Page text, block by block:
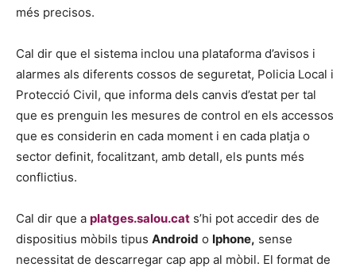
més precisos.
Cal dir que el sistema inclou una plataforma d’avisos i
alarmes als diferents cossos de seguretat, Policia Local i
Protecció Civil, que informa dels canvis d’estat per tal
que es prenguin les mesures de control en els accessos
que es considerin en cada moment i en cada platja o
sector definit, focalitzant, amb detall, els punts més
conflictius.
Cal dir que a platges.salou.cat s’hi pot accedir des de
dispositius mòbils tipus Android o Iphone, sense
necessitat de descarregar cap app al mòbil. El format de